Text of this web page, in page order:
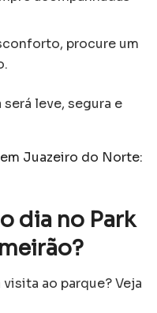
procure um
leve, segura e
Juazeiro do Norte:
dia no Park
ao parque? Veja